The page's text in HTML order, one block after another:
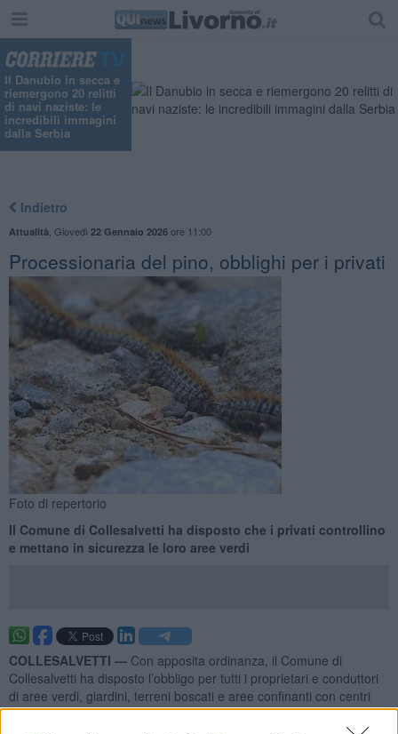
Il Danubio in secca e
riemergono 20 relitti
di navi naziste: le
incredibili immagini
dalla Serbia
Indietro
Attualità Giovedì 22 Gennaio 2026ore 11:00
Processionaria del pino, obblighi per i privati
Foto di repertorio
Il Comune di Collesalvetti ha disposto che i privati controllino
e mettano in sicurezza le loro aree verdi
COLLESALVETTI — Con apposita ordinanza, il Comune di
Collesalvetti ha disposto l’obbligo per tutti i proprietari e conduttori
di aree verdi, giardini, terreni boscati e aree confinanti con centri
abitati (ambiti urbani e periurbani) di procedere a verifiche puntuali